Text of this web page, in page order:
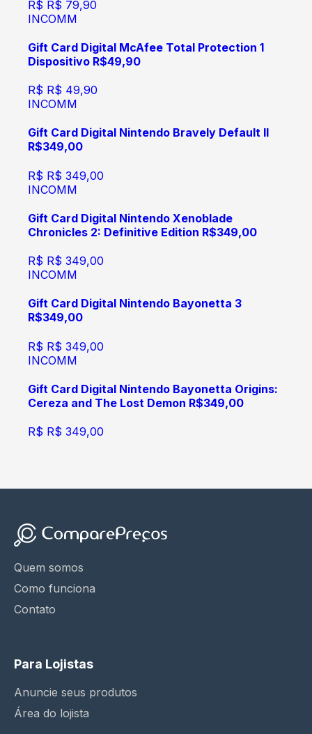
R$ R$ 79,90
INCOMM
Gift Card Digital McAfee Total Protection 1
Dispositivo R$49,90
R$ R$ 49,90
INCOMM
Gift Card Digital Nintendo Bravely Default II
R$349,00
R$ R$ 349,00
INCOMM
Gift Card Digital Nintendo Xenoblade
Chronicles 2: Definitive Edition R$349,00
R$ R$ 349,00
INCOMM
Gift Card Digital Nintendo Bayonetta 3
R$349,00
R$ R$ 349,00
INCOMM
Gift Card Digital Nintendo Bayonetta Origins:
Cereza and The Lost Demon R$349,00
R$ R$ 349,00
Quem somos
Como funciona
Contato
Para Lojistas
Anuncie seus produtos
Área do lojista